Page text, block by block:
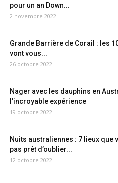
pour un an Down...
2 novembre 2022
Grande Barrière de Corail : les
vont vous...
26 octobre 2022
Nager avec les dauphins en
l’incroyable expérience
19 octobre 2022
Nuits australiennes : 7 lieux que
pas prêt d’oublier...
12 octobre 2022